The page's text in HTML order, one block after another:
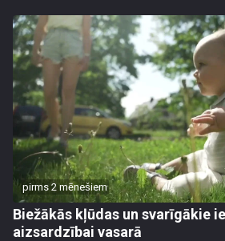
pirms 2 mēnešiem
Biežākās kļūdas un svarīgākie
aizsardzībai vasarā